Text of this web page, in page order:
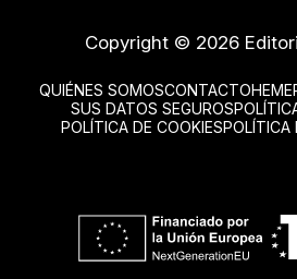
Copyright © 2026
QUIÉNES SOMOSCONTACTO
SUS DATOS SEGUROS
POLÍTICA DE COOKIESPOLÍTICA